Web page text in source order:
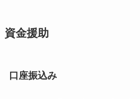
資金援助
口座振込み